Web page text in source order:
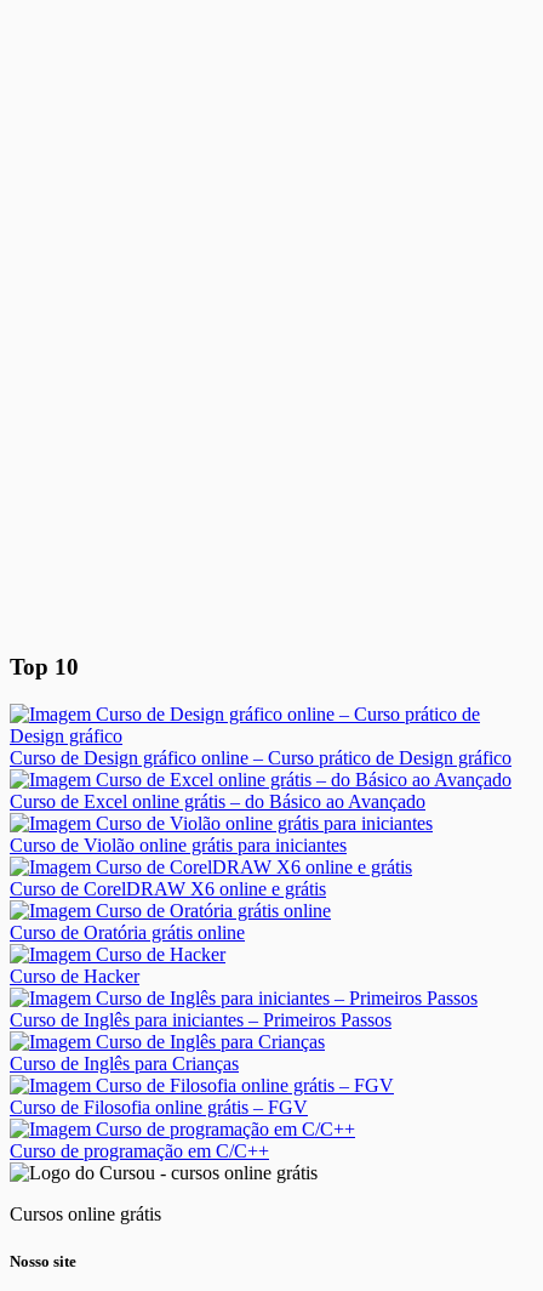
Top 10
Curso de Design gráfico online – Curso prático de Design gráfico
Curso de Excel online grátis – do Básico ao Avançado
Curso de Violão online grátis para iniciantes
Curso de CorelDRAW X6 online e grátis
Curso de Oratória grátis online
Curso de Hacker
Curso de Inglês para iniciantes – Primeiros Passos
Curso de Inglês para Crianças
Curso de Filosofia online grátis – FGV
Curso de programação em C/C++
Cursos online grátis
Nosso site